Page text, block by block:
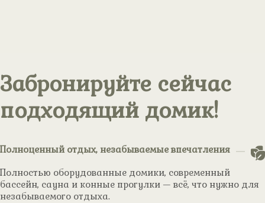
Забронируйте сейчас
подходящий домик!
Полноценный отдых, незабываемые впечатления
Полностью оборудованные домики, современный
бассейн, сауна и конные прогулки — всё, что нужно для
незабываемого отдыха.